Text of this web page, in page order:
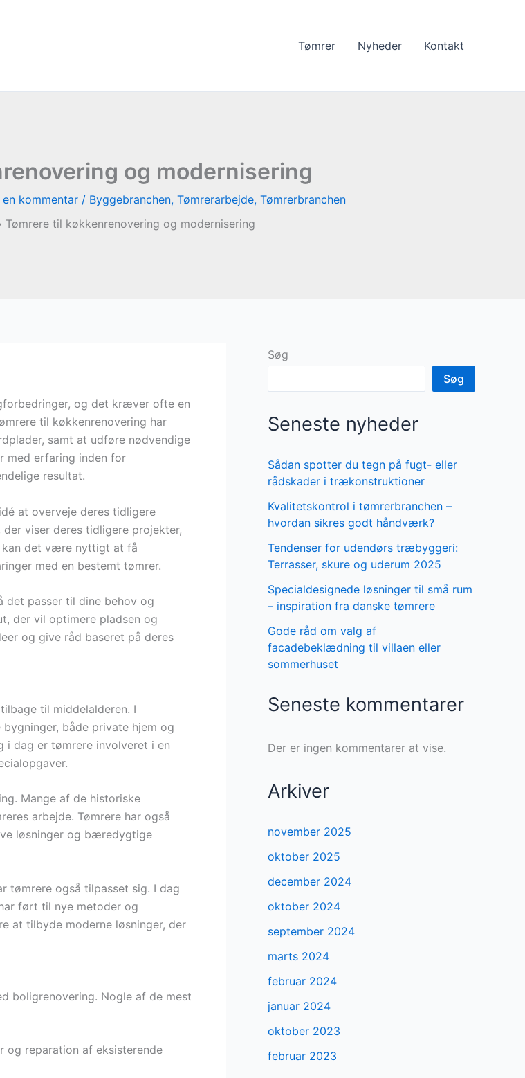
Tømrer Nyheder Kontakt
og modernisering
en kommentar / Byggebranchen, Tømrerarbejde, Tømrerbranchen
Tømrere til køkkenrenovering og modernisering
og det kræver ofte en
til køkkenrenovering har
samt at udføre nødvendige
med erfaring inden for
resultat.
at overveje deres tidligere
viser deres tidligere projekter,
kan det være nyttigt at få
med en bestemt tømrer.
det passer til dine behov og
der vil optimere pladsen og
og give råd baseret på deres
til middelalderen. I
både private hjem og
i dag er tømrere involveret i en
Mange af de historiske
arbejde. Tømrere har også
løsninger og bæredygtige
tømrere også tilpasset sig. I dag
ført til nye metoder og
at tilbyde moderne løsninger, der
boligrenovering. Nogle af de mest
og reparation af eksisterende
Søg
Søg
Seneste nyheder
Sådan spotter du tegn på fugt- eller
rådskader i trækonstruktioner
Kvalitetskontrol i tømrerbranchen –
hvordan sikres godt håndværk?
Tendenser for udendørs træbyggeri:
Terrasser, skure og uderum 2025
Specialdesignede løsninger til små rum
– inspiration fra danske tømrere
Gode råd om valg af
facadebeklædning til villaen eller
sommerhuset
Seneste kommentarer
Der er ingen kommentarer at vise.
Arkiver
november 2025
oktober 2025
december 2024
oktober 2024
september 2024
marts 2024
februar 2024
januar 2024
oktober 2023
februar 2023